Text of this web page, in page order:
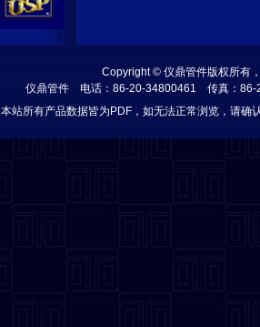
Copyright © 仪鼎管件版权所有
仪鼎管件 电话：86-20-34800461 传真：
本站所有产品数据皆为PDF，如无法正常浏览，请